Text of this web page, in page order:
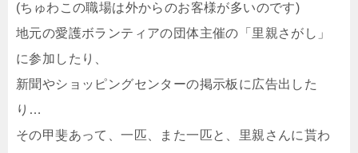
(ちゅわこの職場は外からのお客様が多いのです)
地元の愛護ボランティアの団体主催の「里親さがし」
に参加したり、
新聞やショッピングセンターの掲示板に広告出した
り…
その甲斐あって、一匹、また一匹と、里親さんに貰わ